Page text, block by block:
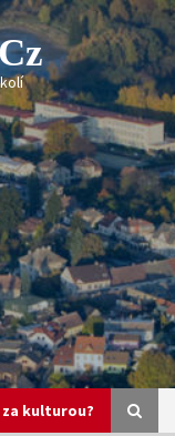
za kulturou?